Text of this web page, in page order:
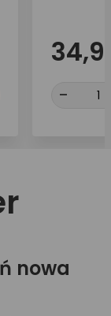
-
nowa